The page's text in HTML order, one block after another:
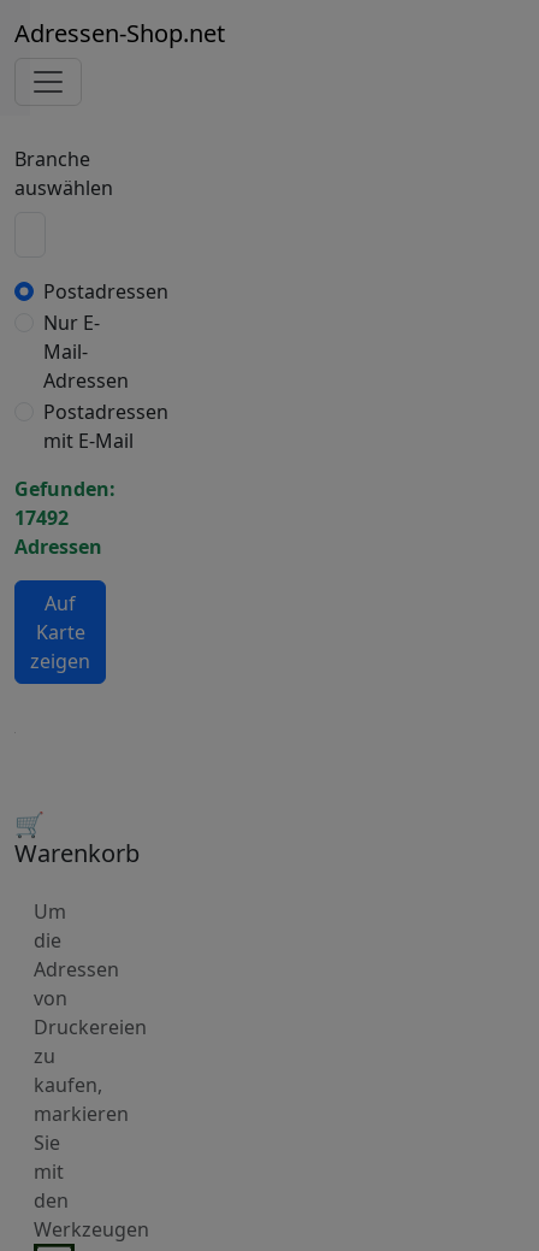
Adressen-Shop.net
Branche
auswählen
Postadressen
Nur E-
Mail-
Adressen
Postadressen
mit E-Mail
Gefunden:
17492
Adressen
Auf
Karte
zeigen
🛒
Warenkorb
Um
die
Adressen
von
Druckereien
zu
kaufen,
markieren
Sie
mit
den
Werkzeugen